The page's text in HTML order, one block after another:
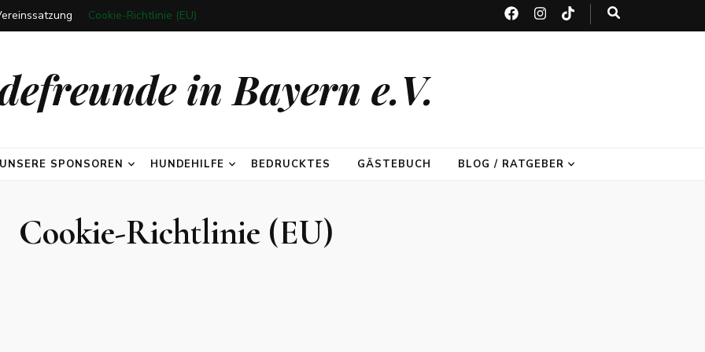
Cookie-Richtlinie (EU)
in Bayern e.V.
SPONSOREN HUNDEHILFE BEDRUCKTES GÄSTEBUCH BLOG / RATGEBER
Cookie-Richtlinie (EU)